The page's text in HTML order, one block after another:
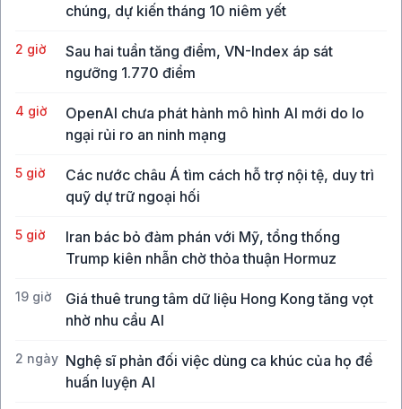
chúng, dự kiến tháng 10 niêm yết
2 giờ
Sau hai tuần tăng điểm, VN-Index áp sát
ngưỡng 1.770 điểm
4 giờ
OpenAI chưa phát hành mô hình AI mới do lo
ngại rủi ro an ninh mạng
5 giờ
Các nước châu Á tìm cách hỗ trợ nội tệ, duy trì
quỹ dự trữ ngoại hối
5 giờ
Iran bác bỏ đàm phán với Mỹ, tổng thống
Trump kiên nhẫn chờ thỏa thuận Hormuz
19 giờ
Giá thuê trung tâm dữ liệu Hong Kong tăng vọt
nhờ nhu cầu AI
2 ngày Nghệ sĩ phản đối việc dùng ca khúc của họ để
huấn luyện AI